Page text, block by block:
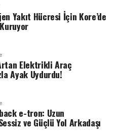
Yakıt Hücresi İçin Kore’de
Elektrikli Araç
Ayak Uydurdu!
e-tron: Uzun
ve Güçlü Yol Arkadaşı